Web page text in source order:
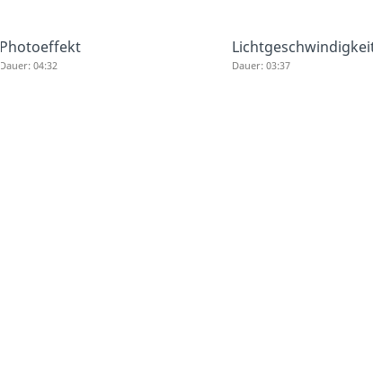
Photoeffekt
Dauer: 04:32 Dauer: 03:37